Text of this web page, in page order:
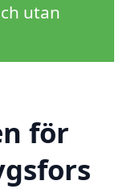
utan
för